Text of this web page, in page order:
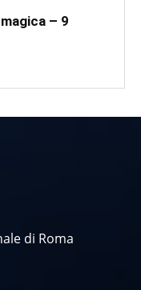
– 9
di Roma